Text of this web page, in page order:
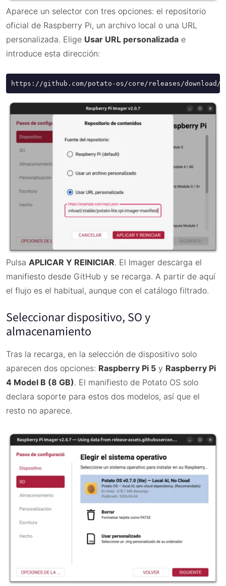
Aparece un selector con tres opciones: el repositorio
oficial de Raspberry Pi, un archivo local o una URL
personalizada. Elige Usar URL personalizada e
introduce esta dirección:
https://github.com/potato-os/core/releases/
Pulsa APLICAR Y REINICIAR. El Imager descarga el
manifiesto desde GitHub y se recarga. A partir de aquí
el flujo es el habitual, aunque con el catálogo filtrado.
Seleccionar dispositivo, SO y
almacenamiento
Tras la recarga, en la selección de dispositivo solo
aparecen dos opciones: Raspberry Pi 5 y Raspberry Pi
4 Model B (8 GB). El manifiesto de Potato OS solo
declara soporte para estos dos modelos, así que el
resto no aparece.